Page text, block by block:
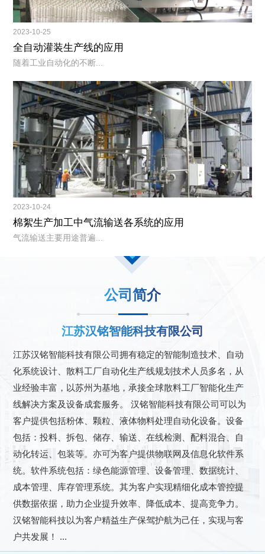
2023-10-25
全自动灌装生产线的应用
随着工业自动化的不断...
2023-10-24
棉絮生产加工中气流输送各系统的应用
气流输送主要用途普遍...
公司简介
江苏汉铭智能科技有限公司
江苏汉铭智能科技有限公司拥有稳定的智能制造技术、自动
化系统设计、散料工厂自动化生产线规划技术人员多名，从
业经验丰富，以苏州为基地，承接全球散料工厂智能化生产
线解决方案及设备成套服务。 汉铭智能科技有限公司可以为
客户提供包括粉体、颗粒、液体物料处理自动化设备。设备
包括：投料、拆包、储存、输送、在线检测、配料混合、自
动化转运、包装等。亦可为客户提供物联网及信息化软件系
统。软件系统包括：绿色能源管理、设备管理、数据统计、
成本管理、库存管理系统。其为客户实现精细化成本管控提
供数据依据，助力企业提升效率、降低成本、提高竞争力。
汉铭智能科技以为客户精益生产保驾护航为己任，实现与客
户共发展！ ...